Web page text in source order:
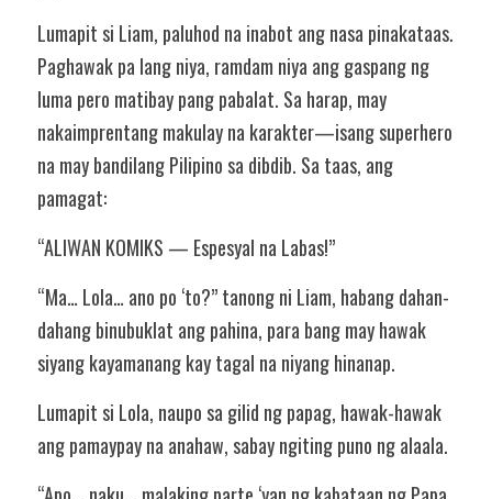
Lumapit si Liam, paluhod na inabot ang nasa pinakataas.
Paghawak pa lang niya, ramdam niya ang gaspang ng
luma pero matibay pang pabalat. Sa harap, may
nakaimprentang makulay na karakter—isang superhero
na may bandilang Pilipino sa dibdib. Sa taas, ang
pamagat:
“ALIWAN KOMIKS — Espesyal na Labas!”
“Ma… Lola… ano po ‘to?” tanong ni Liam, habang dahan-
dahang binubuklat ang pahina, para bang may hawak
siyang kayamanang kay tagal na niyang hinanap.
Lumapit si Lola, naupo sa gilid ng papag, hawak-hawak
ang pamaypay na anahaw, sabay ngiting puno ng alaala.